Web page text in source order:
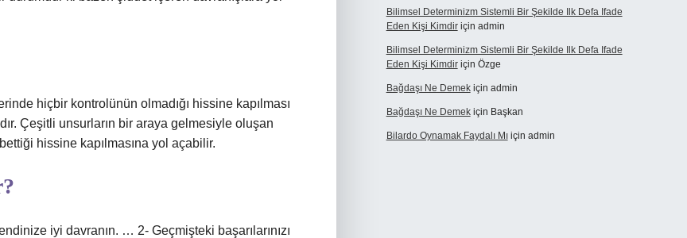
hiçbir kontrolünün olmadığı hissine kapılması
Çeşitli unsurların bir araya gelmesiyle oluşan
hissine kapılmasına yol açabilir.
iyi davranın. … 2- Geçmişteki başarılarınızı
Bilimsel Determinizm Sistemli Bir Şekilde Ilk Defa Ifade
Eden Kişi Kimdiriçin admin
Bilimsel Determinizm Sistemli Bir Şekilde Ilk Defa Ifade
Eden Kişi Kimdiriçin Özge
Bağdaşı Ne Demekiçin admin
Bağdaşı Ne Demekiçin Başkan
Bilardo Oynamak Faydalı Mıiçin admin